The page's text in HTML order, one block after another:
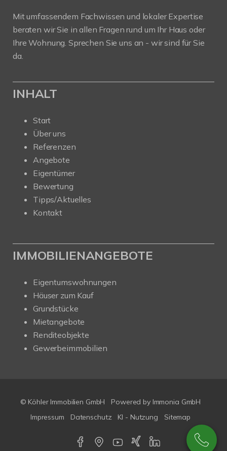
Mit umfassendem Fachwissen und lokaler Expertise
beraten wir Sie in allen Fragen rund um Ihr Haus oder
Ihre Wohnung. Sprechen Sie uns an - wir sind für Sie
da.
INHALT
Start
Über uns
Referenzen
Angebote
Eigentümer
Bewertung
Tipps/Aktuelles
Kontakt
IMMOBILIENANGEBOTE
Eigentumswohnungen
Häuser zum Kauf
Grundstücke
Mietangebote
Renditeobjekte
Gewerbeimmobilien
© Köhler Immobilien GmbH Powered by Immonia GmbH
Impressum
Datenschutz KI - Nutzung Sitemap